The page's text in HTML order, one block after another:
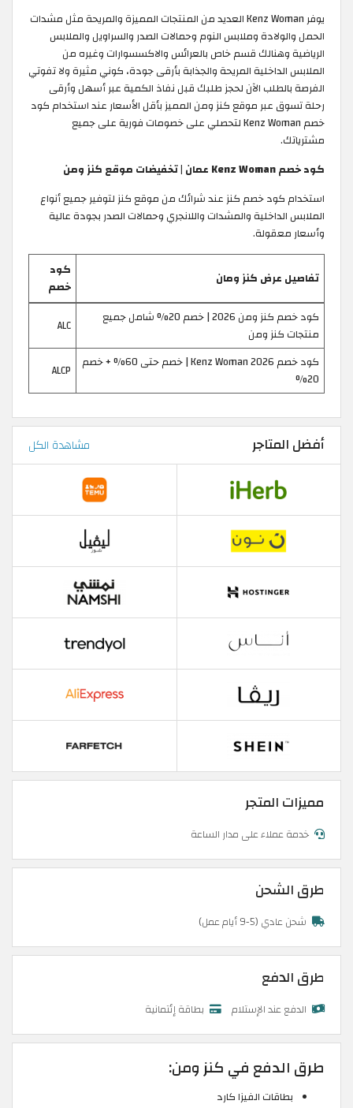
يوفر Kenz Woman العديد من المنتجات المميزة والمريحة مثل مشدات
الحمل والولادة وملابس النوم وحمالات الصدر والسراويل والملابس
الرياضية وهنالك قسم خاص بالعرائس والاكسسوارات وغيره من
الملابس الداخلية المريحة والجذابة بأرقى جودة، كوني مثيرة ولا تفوتي
الفرصة بالطلب الآن لحجز طلبك قبل نفاذ الكمية عبر أسهل وأرقى
رحلة تسوق عبر موقع كنز ومن المميز بأقل الأسعار عند استخدام كود
خصم Kenz Woman لتحصلي على خصومات فورية على جميع
مشترياتك.
كود خصم Kenz Woman عمان | تخفيضات موقع كنز ومن
استخدام كود خصم كنز عند شرائك من موقع كنز لتوفير جميع أنواع
الملابس الداخلية والمشدات واللانجري وحمالات الصدر بجودة عالية
وأسعار معقولة.
تفاصيل عرض كنز ومان
كود
خصم
كود خصم كنز ومن 2026 | خصم 20% شامل جميع
منتجات كنز ومن
ALC
كود خصم Kenz Woman 2026 | خصم حتى 60% + خصم
20%
ALCP
أفضل المتاجر مشاهدة الكل
مميزات المتجر
خدمة عملاء على مدار الساعة
طرق الشحن
شحن عادي (5-9 أيام عمل)
طرق الدفع
الدفع عند الإستلام بطاقة إئتمانية
طرق الدفع في كنز ومن:
بطاقات الفيزا كارد